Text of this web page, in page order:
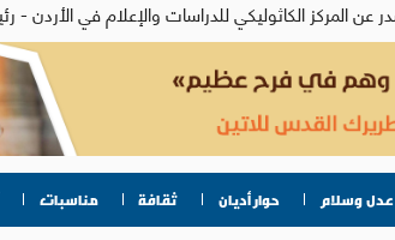
عدل وسلام حوار أديان ثقافة مناسبات